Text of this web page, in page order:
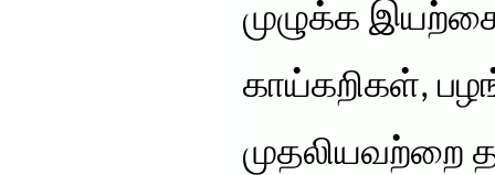
முழுக்க
காய்கறிகள்,
முதலியவற்றை